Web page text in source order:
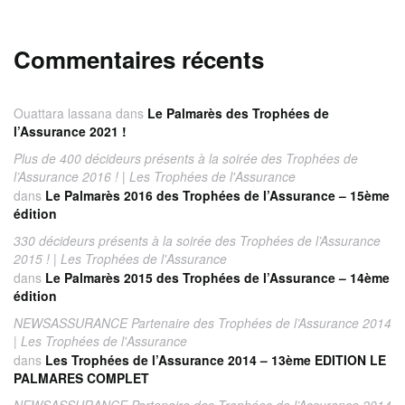
Commentaires récents
Ouattara lassana dans Le Palmarès des Trophées de
l’Assurance 2021 !
Plus de 400 décideurs présents à la soirée des Trophées de
l’Assurance 2016 ! | Les Trophées de l'Assurance
dans Le Palmarès 2016 des Trophées de l’Assurance – 15ème
édition
330 décideurs présents à la soirée des Trophées de l’Assurance
2015 ! | Les Trophées de l'Assurance
dans Le Palmarès 2015 des Trophées de l’Assurance – 14ème
édition
NEWSASSURANCE Partenaire des Trophées de l’Assurance 2014
| Les Trophées de l'Assurance
dans Les Trophées de l’Assurance 2014 – 13ème EDITION LE
PALMARES COMPLET